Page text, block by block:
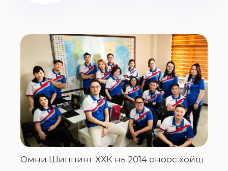
Омни Шиппинг ХХК нь 2014 оноос хойш